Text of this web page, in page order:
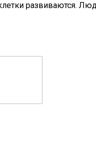
развиваются.